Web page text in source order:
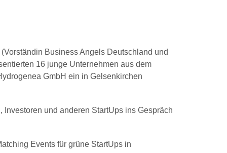
Business Angels Deutschland und
16 junge Unternehmen aus dem
GmbH ein in Gelsenkirchen
und anderen StartUps ins Gespräch
Events für grüne StartUps in